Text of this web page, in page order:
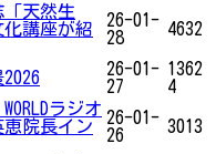
「天然生
講座が紹
26-01-
28
4632
26-01-
27
1362
4
ラジオ
恵院長イン
26-01-
26
3013